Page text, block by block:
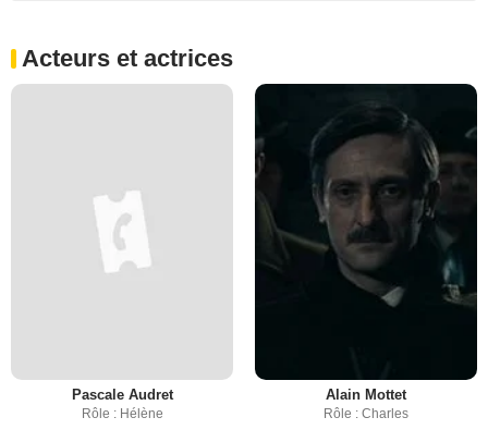
Acteurs et actrices
Pascale Audret
Rôle : Hélène
Alain Mottet
Rôle : Charles